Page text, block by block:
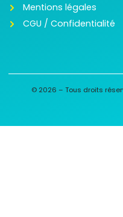
Mentions légales
CGU / Confidentialité
© 2026 – Tous droits